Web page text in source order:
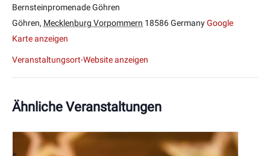
Bernsteinpromenade Göhren
Göhren, Mecklenburg Vorpommern 18586GermanyGoogle
Karte anzeigen
Veranstaltungsort-Website anzeigen
Ähnliche Veranstaltungen